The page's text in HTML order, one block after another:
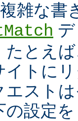
雑な書
たとえ
イトに
エスト
の設定